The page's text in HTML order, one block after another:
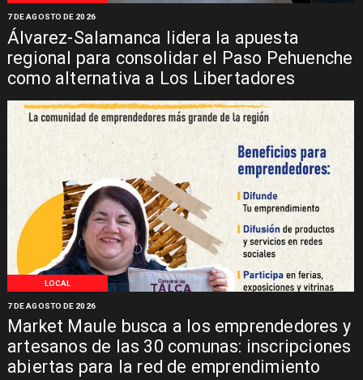
Álvarez-Salamanca lidera la apuesta
regional para consolidar el Paso Pehuenche
como alternativa a Los Libertadores
7 DE AGOSTO DE 2026
LOCAL
Market Maule busca a los emprendedores y
artesanos de las 30 comunas: inscripciones
abiertas para la red de emprendimiento
7 DE AGOSTO DE 2026